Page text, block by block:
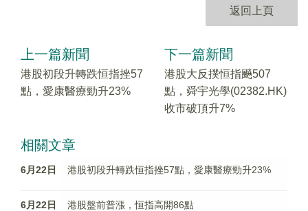
返回上頁
上一篇新聞
港股初段升轉跌恒指挫57
點，愛康醫療勁升23%
下一篇新聞
港股大反撲恒指飈507
點，舜宇光學(02382.HK)
收市破頂升7%
相關文章
6月22日 港股初段升轉跌恒指挫57點，愛康醫療勁升23%
6月22日 港股盤前普漲，恒指高開86點